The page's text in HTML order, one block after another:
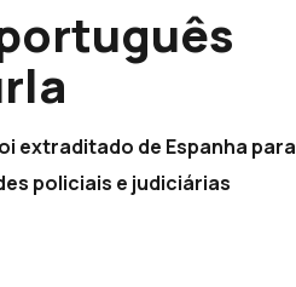
extraditado de Espanha para
policiais e judiciárias